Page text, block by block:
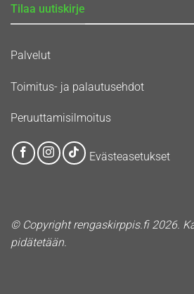
Tilaa uutiskirje
Palvelut
Toimitus- ja palautusehdot
Peruuttamisilmoitus
Evästeasetukset
© Copyright rengaskirppis.fi 2026.
pidätetään.